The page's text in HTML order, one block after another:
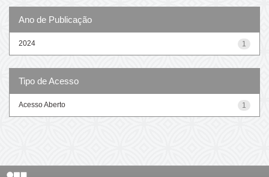
Ano de Publicação
1
2024
Tipo de Acesso
1
Acesso Aberto